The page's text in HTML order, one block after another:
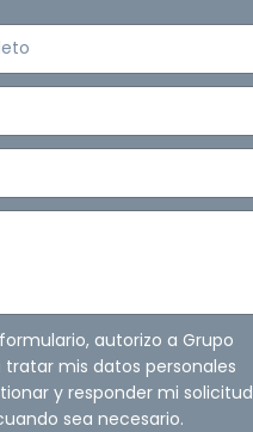
autorizo a Grupo
tratar mis datos personales
y responder mi solicitud
sea necesario.